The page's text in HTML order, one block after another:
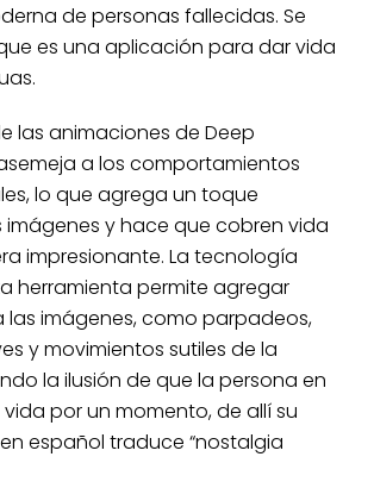
de personas fallecidas. Se
es una aplicación para dar vida
las animaciones de Deep
a los comportamientos
lo que agrega un toque
imágenes y hace que cobren vida
impresionante. La tecnología
herramienta permite agregar
las imágenes, como parpadeos,
y movimientos sutiles de la
la ilusión de que la persona en
por un momento, de allí su
español traduce “nostalgia